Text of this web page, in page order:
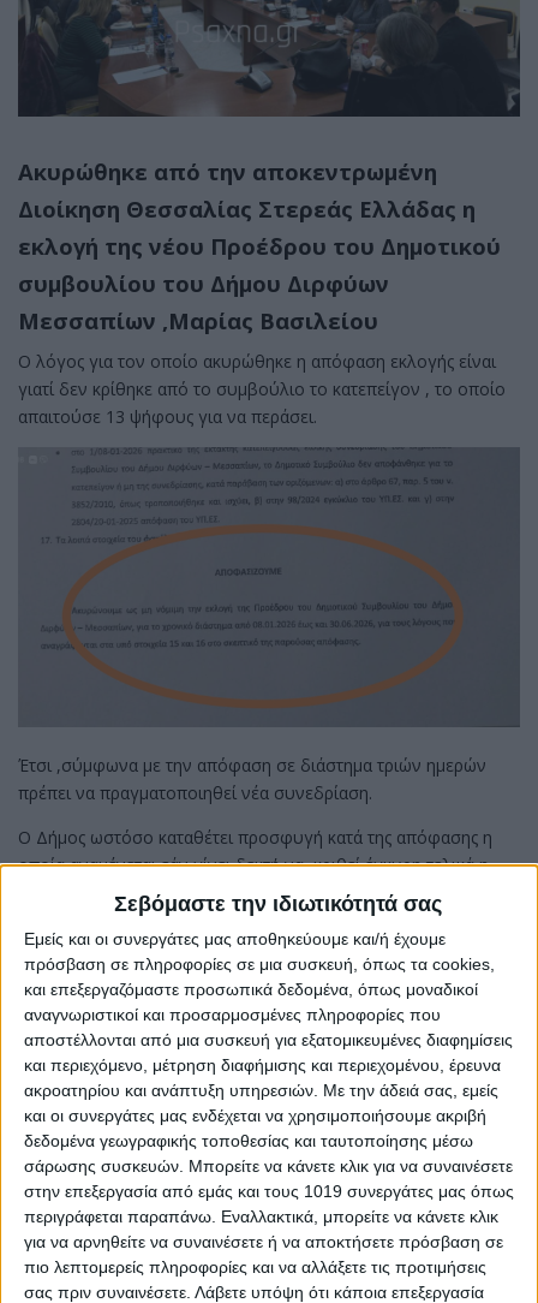
Σεβόμαστε την ιδιωτικότητά σας
Εμείς και οι συνεργάτες μας αποθηκεύουμε και/ή έχουμε
πρόσβαση σε πληροφορίες σε μια συσκευή, όπως τα cookies,
και επεξεργαζόμαστε προσωπικά δεδομένα, όπως μοναδικοί
αναγνωριστικοί και προσαρμοσμένες πληροφορίες που
αποστέλλονται από μια συσκευή για εξατομικευμένες διαφημίσεις
και περιεχόμενο, μέτρηση διαφήμισης και περιεχομένου, έρευνα
ακροατηρίου και ανάπτυξη υπηρεσιών. Με την άδειά σας, εμείς
και οι συνεργάτες μας ενδέχεται να χρησιμοποιήσουμε ακριβή
δεδομένα γεωγραφικής τοποθεσίας και ταυτοποίησης μέσω
σάρωσης συσκευών. Μπορείτε να κάνετε κλικ για να συναινέσετε
στην επεξεργασία από εμάς και τους 1019 συνεργάτες μας όπως
περιγράφεται παραπάνω. Εναλλακτικά, μπορείτε να κάνετε κλικ
για να αρνηθείτε να συναινέσετε ή να αποκτήσετε πρόσβαση σε
πιο λεπτομερείς πληροφορίες και να αλλάξετε τις προτιμήσεις
σας πριν συναινέσετε. Λάβετε υπόψη ότι κάποια επεξεργασία
Ακυρώθηκε από την αποκεντρωμένη
Διοίκηση Θεσσαλίας Στερεάς Ελλάδας η
εκλογή της νέου Προέδρου του Δημοτικού
συμβουλίου του Δήμου Διρφύων
Μεσσαπίων ,Μαρίας Βασιλείου
Ο λόγος για τον οποίο ακυρώθηκε η απόφαση εκλογής είναι
γιατί δεν κρίθηκε από το συμβούλιο το κατεπείγον , το οποίο
απαιτούσε 13 ψήφους για να περάσει.
Έτσι ,σύμφωνα με την απόφαση σε διάστημα τριών ημερών
πρέπει να πραγματοποιηθεί νέα συνεδρίαση.
Ο Δήμος ωστόσο καταθέτει προσφυγή κατά της απόφασης η
οποία αναμένεται εάν γίνει δεκτή να κριθεί έγκυρη τελικά η
Share
Share Email Print